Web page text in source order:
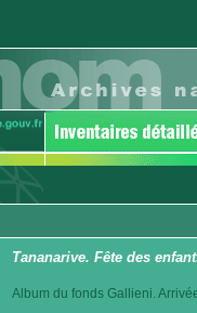
Tananarive. Fête des
Album du fonds Gallieni.